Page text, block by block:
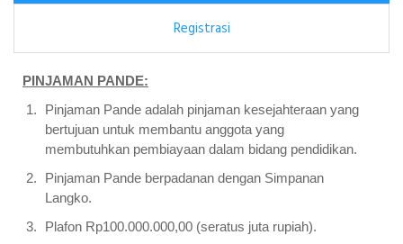
Registrasi
PINJAMAN PANDE:
Pinjaman Pande adalah pinjaman kesejahteraan yang
bertujuan untuk membantu anggota yang
membutuhkan pembiayaan dalam bidang pendidikan.
Pinjaman Pande berpadanan dengan Simpanan
Langko.
Plafon Rp100.000.000,00 (seratus juta rupiah).